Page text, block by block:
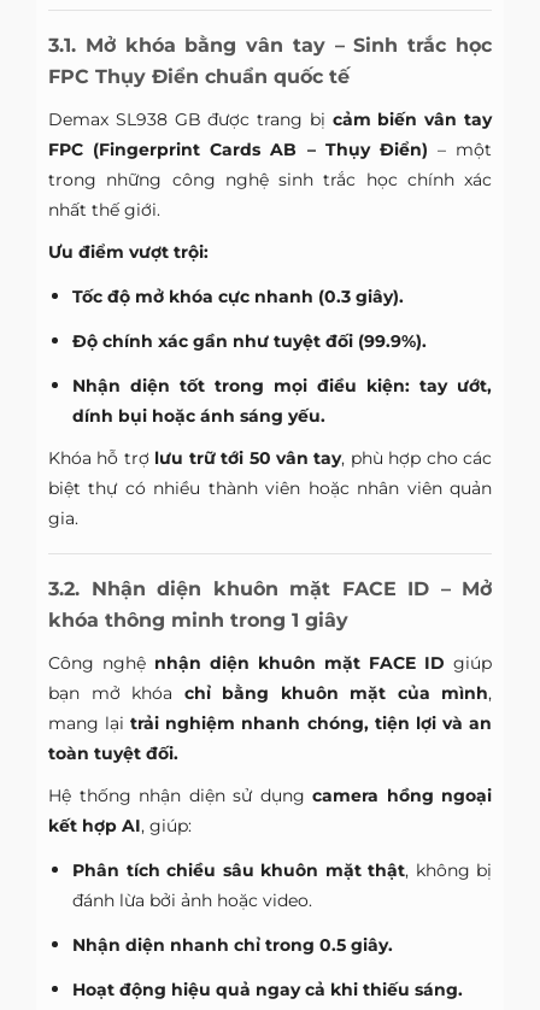
3.1. Mở khóa bằng vân tay – Sinh trắc học
FPC Thụy Điển chuẩn quốc tế
Demax SL938 GB được trang bị cảm biến vân tay
FPC (Fingerprint Cards AB – Thụy Điển) – một
trong những công nghệ sinh trắc học chính xác
nhất thế giới.
Ưu điểm vượt trội:
Tốc độ mở khóa cực nhanh (0.3 giây).
Độ chính xác gần như tuyệt đối (99.9%).
Nhận diện tốt trong mọi điều kiện: tay ướt,
dính bụi hoặc ánh sáng yếu.
Khóa hỗ trợ lưu trữ tới 50 vân tay, phù hợp cho các
biệt thự có nhiều thành viên hoặc nhân viên quản
gia.
3.2. Nhận diện khuôn mặt FACE ID – Mở
khóa thông minh trong 1 giây
Công nghệ nhận diện khuôn mặt FACE ID giúp
bạn mở khóa chỉ bằng khuôn mặt của mình,
mang lạitrải nghiệm nhanh chóng, tiện lợi và an
toàn tuyệt đối.
Hệ thống nhận diện sử dụng camera hồng ngoại
kết hợp AI, giúp:
Phân tích chiều sâu khuôn mặt thật, không bị
đánh lừa bởi ảnh hoặc video.
Nhận diện nhanh chỉ trong 0.5 giây.
Hoạt động hiệu quả ngay cả khi thiếu sáng.